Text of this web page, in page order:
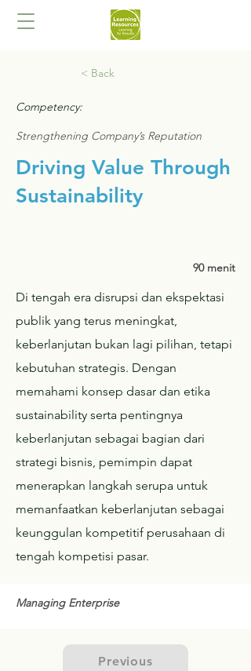
< Back
Competency:
Strengthening Company’s Reputation
Driving Value Through
Sustainability
90 menit
Di tengah era disrupsi dan ekspektasi
publik yang terus meningkat,
keberlanjutan bukan lagi pilihan, tetapi
kebutuhan strategis. Dengan
memahami konsep dasar dan etika
sustainability serta pentingnya
keberlanjutan sebagai bagian dari
strategi bisnis, pemimpin dapat
menerapkan langkah serupa untuk
memanfaatkan keberlanjutan sebagai
keunggulan kompetitif perusahaan di
tengah kompetisi pasar.
Managing Enterprise
Previous